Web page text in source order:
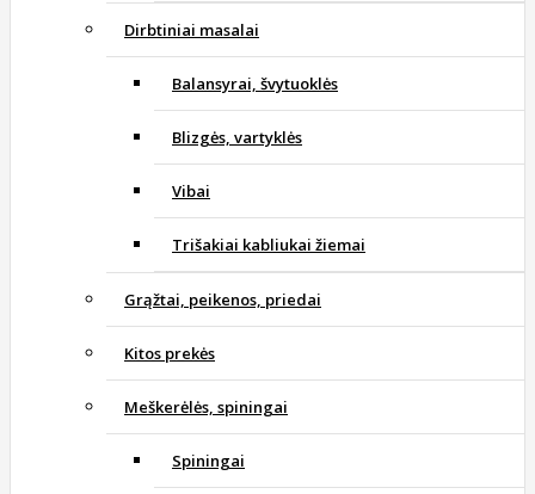
Dirbtiniai masalai
Balansyrai, švytuoklės
Blizgės, vartyklės
Vibai
Trišakiai kabliukai žiemai
Grąžtai, peikenos, priedai
Kitos prekės
Meškerėlės, spiningai
Spiningai